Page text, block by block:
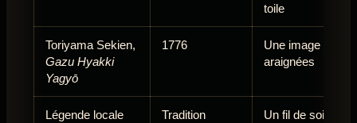
toile
Toriyama Sekien,
Gazu Hyakki
Yagyō
1776
Une image de
araignées
Légende locale
Tradition
Un fil de soie